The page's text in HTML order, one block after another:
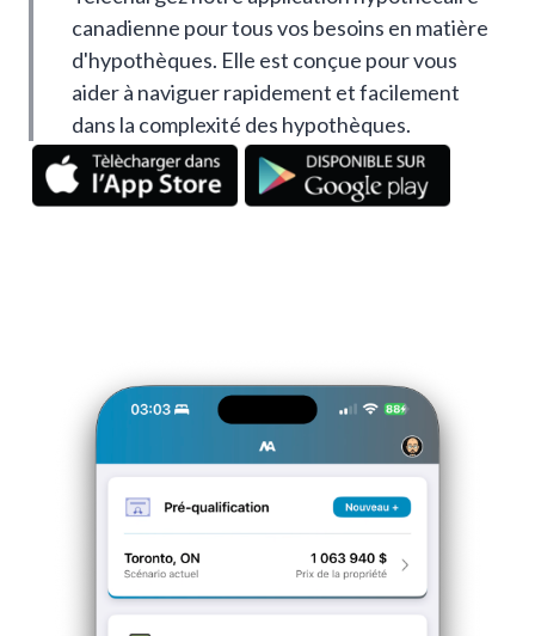
canadienne pour tous vos besoins en matière
d'hypothèques. Elle est conçue pour vous
aider à naviguer rapidement et facilement
dans la complexité des hypothèques.